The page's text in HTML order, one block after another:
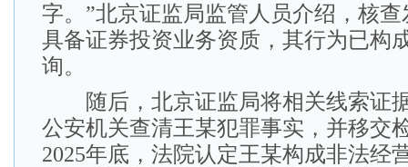
字。”北京证监局监管人员介绍，核
具备证券投资业务资质，其行为已构
询。
随后，北京证监局将相关线索证
公安机关查清王某犯罪事实，并移交
2025年底，法院认定王某构成非法经